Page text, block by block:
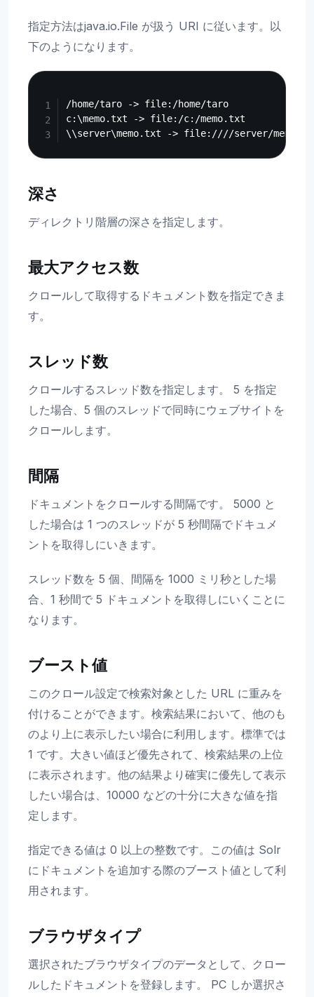
指定方法はjava.io.File が扱う URI に従います。以
下のようになります。
/home/taro -> file:/home/taro
c:\memo.txt -> file:/c:/memo.txt
深さ
ディレクトリ階層の深さを指定します。
最大アクセス数
クロールして取得するドキュメント数を指定できま
す。
スレッド数
クロールするスレッド数を指定します。 5 を指定
した場合、5 個のスレッドで同時にウェブサイトを
クロールします。
間隔
ドキュメントをクロールする間隔です。 5000 と
した場合は 1 つのスレッドが 5 秒間隔でドキュメ
ントを取得しにいきます。
スレッド数を 5 個、間隔を 1000 ミリ秒とした場
合、1 秒間で 5 ドキュメントを取得しにいくことに
なります。
ブースト値
このクロール設定で検索対象とした URL に重みを
付けることができます。検索結果において、他のも
のより上に表示したい場合に利用します。標準では
1 です。大きい値ほど優先されて、検索結果の上位
に表示されます。他の結果より確実に優先して表示
したい場合は、10000 などの十分に大きな値を指
定します。
指定できる値は 0 以上の整数です。この値は Solr
にドキュメントを追加する際のブースト値として利
用されます。
ブラウザタイプ
選択されたブラウザタイプのデータとして、クロー
ルしたドキュメントを登録します。 PC しか選択さ